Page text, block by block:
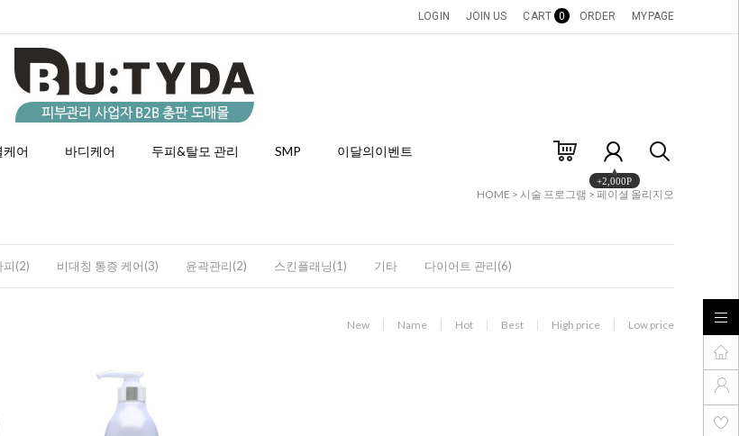
LOGIN JOIN US CART 0 ORDER MYPAGE
어 바디케어 두피&탈모 관리 SMP 이달의이벤트
+2,000P
HOME > 시술 프로그램 > 페이셜 올리지오
피(2) 비대칭 통증 케어(3) 윤곽관리(2) 스킨플래닝(1) 기타 다이어트 관리(6)
New Name Hot Best High price Low price